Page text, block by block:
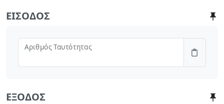
ΕΊΣΟΔΟΣ
Αριθμός Ταυτότητας
ΈΞΟΔΟΣ